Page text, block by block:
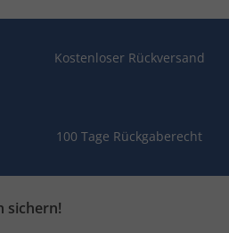
Kostenloser Rückversand
100 Tage Rückgaberecht
sichern!